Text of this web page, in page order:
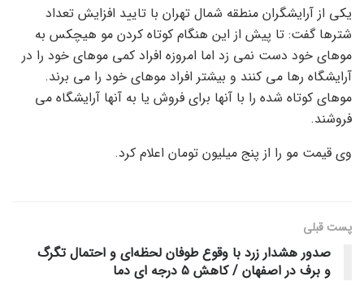
یکی از آرایشگران منطقه شمال تهران با تایید افزایش تعداد
شترها گفت: تا پیش از این هنگام کوتاه کردن مو هیچکس به
موهای خود دست نمی زد اما امروزه افراد کمی موهای خود را در
آرایشگاه رها می کنند و بیشتر افراد موهای خود را می برند.
موهای کوتاه شده را با آنها برای فروش یا به آنها آرایشگاه می
فروشند.
وی قیمت مو را از پنج میلیون تومان اعلام کرد.
پست قبلی
صدور هشدار زرد با وقوع طوفان لحظه‌ای و احتمال تگرگ
و برف در اصفهان / کاهش ۵ درجه ای دما